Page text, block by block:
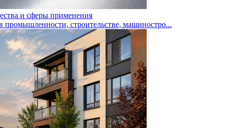
и сферы применения
строительстве, машиностро...